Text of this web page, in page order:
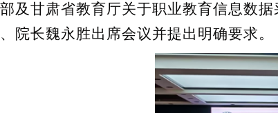
及甘肃省教育厅关于职业教育信息数
院长魏永胜出席会议并提出明确要求。